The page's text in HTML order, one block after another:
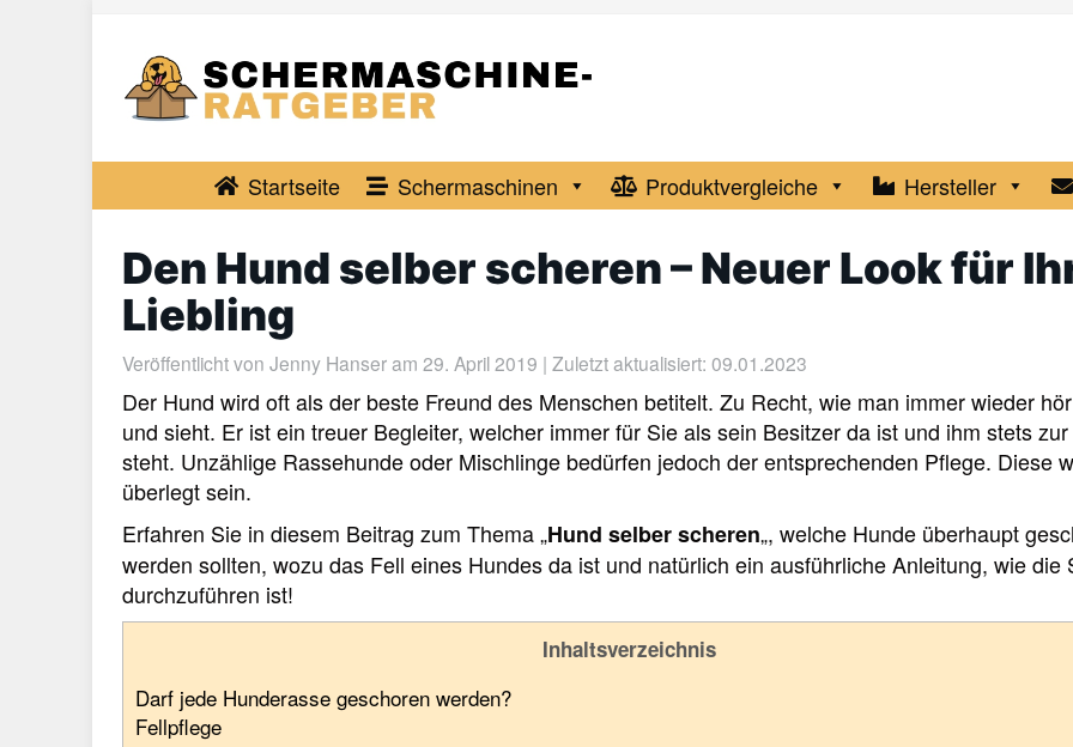
Startseite Schermaschinen Produktvergleiche Hersteller
Den Hund selber scheren – Neuer Look für
Liebling
Veröffentlicht von Jenny Hanseram 29. April 2019 | Zuletzt aktualisiert: 09.01.2023
Der Hund wird oft als der beste Freund des Menschen betitelt. Zu Recht, wie man immer wieder
und sieht. Er ist ein treuer Begleiter, welcher immer für Sie als sein Besitzer da ist und ihm stets
steht. Unzählige Rassehunde oder Mischlinge bedürfen jedoch der entsprechenden Pflege. Diese
überlegt sein.
Erfahren Sie in diesem Beitrag zum Thema „Hund selber scheren„, welche Hunde überhaupt
werden sollten, wozu das Fell eines Hundes da ist und natürlich ein ausführliche Anleitung, wie die
durchzuführen ist!
Inhaltsverzeichnis
Darf jede Hunderasse geschoren werden?
Fellpflege